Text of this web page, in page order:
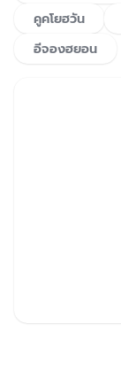
คูคโยฮวัน
อีจองฮยอน